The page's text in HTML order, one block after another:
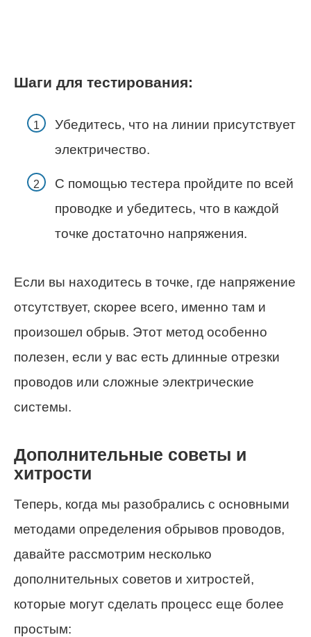
Шаги для тестирования:
Убедитесь, что на линии присутствует
электричество.
С помощью тестера пройдите по всей
проводке и убедитесь, что в каждой
точке достаточно напряжения.
Если вы находитесь в точке, где напряжение
отсутствует, скорее всего, именно там и
произошел обрыв. Этот метод особенно
полезен, если у вас есть длинные отрезки
проводов или сложные электрические
системы.
Дополнительные советы и
хитрости
Теперь, когда мы разобрались с основными
методами определения обрывов проводов,
давайте рассмотрим несколько
дополнительных советов и хитростей,
которые могут сделать процесс еще более
простым: